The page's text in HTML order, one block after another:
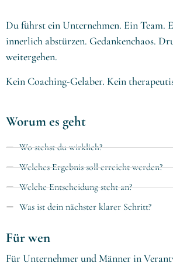
Du führst ein Unternehmen. Ein Team.
innerlich abstürzen. Gedankenchaos.
weitergehen.
Kein Coaching-Gelaber. Kein
Worum es geht
Wo stehst du wirklich?
Welches Ergebnis soll erreicht werden?
Welche Entscheidung steht an?
Was ist dein nächster klarer Schritt?
Für wen
Für Unternehmer und Männer in